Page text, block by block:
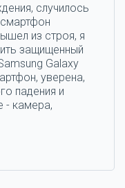
случилось
из строя, я
защищенный
Galaxy
уверена,
падения и
- камера,